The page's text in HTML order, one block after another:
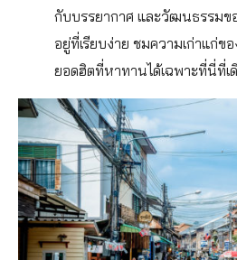
กับบรรยากาศ และวัฒนธรรมข
อยู่ที่เรียบง่าย ชมความเก่าแก่ข
ยอดฮิตที่หาทานได้เฉพาะที่นี่ที่เ